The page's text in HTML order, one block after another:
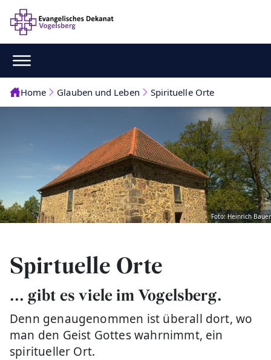
Home Glauben und Leben Spirituelle Orte
Foto: Heinrich Bauer
Spirtuelle Orte
... gibt es viele im Vogelsberg.
Denn genaugenommen ist überall dort, wo
man den Geist Gottes wahrnimmt, ein
spiritueller Ort.